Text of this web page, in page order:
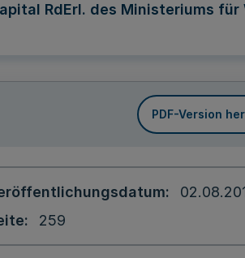
RdErl. des Ministeriums
PDF-Version
259